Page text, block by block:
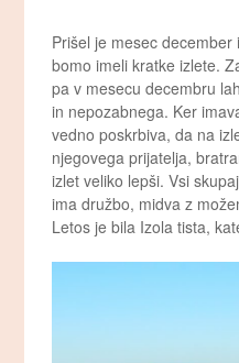
Prišel je mesec
bomo imeli kratke izlete.
pa v mesecu decembru
in nepozabnega. Ker
vedno poskrbiva, da na
njegovega prijatelja,
izlet veliko lepši. Vsi
ima družbo, midva z
Letos je bila Izola tista,